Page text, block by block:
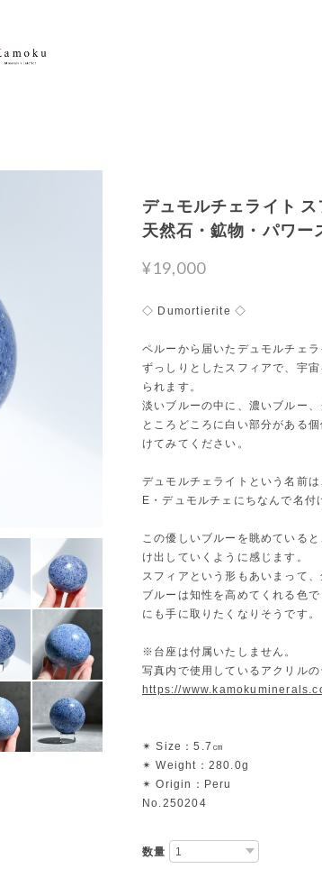
デュモルチェライト
天然石・鉱物・パワー
¥19,000
◇ Dumortierite ◇
ペルーから届いたデュモルチェラ
ずっしりとしたスフィアで、宇
られます。
淡いブルーの中に、濃いブルー、
ところどころに白い部分がある
けてみてください。
デュモルチェライトという名前
E・デュモルチェにちなんで名付
この優しいブルーを眺めている
け出していくように感じます。
スフィアという形もあいまって
ブルーは知性を高めてくれる色
にも手に取りたくなりそうです。
※台座は付属いたしません。
写真内で使用しているアクリル
https://
✴︎ Size：5.7㎝
✴︎ Weight：280.0g
✴︎ Origin：Peru
No.250204
数量